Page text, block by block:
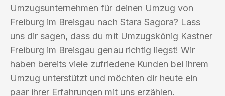
Umzugsunternehmen für deinen Umzug von
Freiburg im Breisgau nach Stara Sagora? Lass
uns dir sagen, dass du mit Umzugskönig Kastner
Freiburg im Breisgau genau richtig liegst! Wir
haben bereits viele zufriedene Kunden bei ihrem
Umzug unterstützt und möchten dir heute ein
paar ihrer Erfahrungen mit uns erzählen.